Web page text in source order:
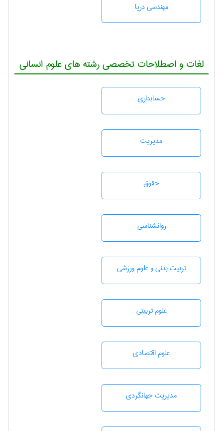
مهندسی دریا
لغات و اصطلاحات تخصصی رشته های علوم انسانی
حسابداری
مديريت
حقوق
روانشناسی
تربيت بدنی و علوم ورزشی
علوم تربيتی
علوم اقتصادی
مديريت جهانگردی